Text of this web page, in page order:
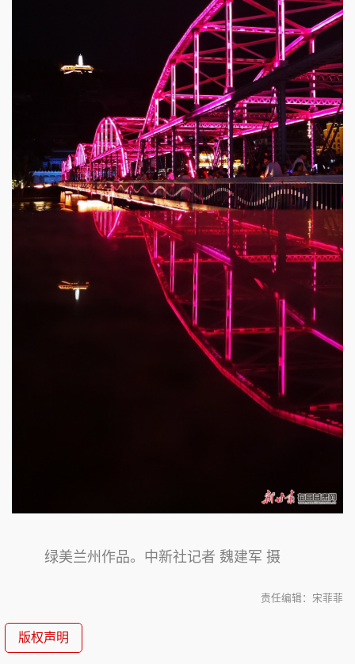
绿美兰州作品。中新社记者 魏建军 摄
责任编辑：宋菲菲
版权声明